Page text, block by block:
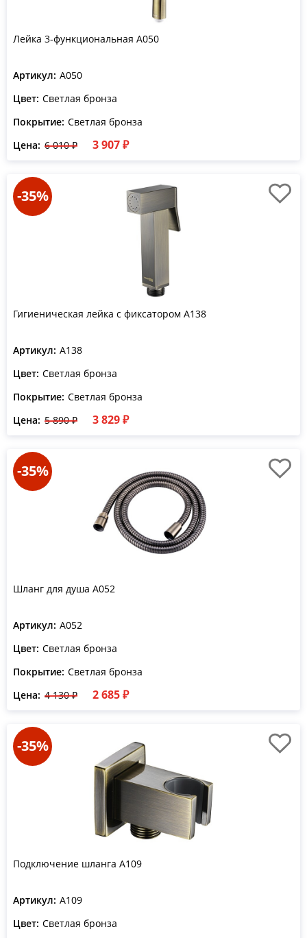
Лейка 3-функциональная A050
Артикул: A050
Цвет: Светлая бронза
Покрытие: Светлая бронза
Цена: 6 010 ₽ 3 907 ₽
-35%
Гигиеническая лейка с фиксатором A138
Артикул: A138
Цвет: Светлая бронза
Покрытие: Светлая бронза
Цена: 5 890 ₽ 3 829 ₽
-35%
Шланг для душа A052
Артикул: A052
Цвет: Светлая бронза
Покрытие: Светлая бронза
Цена: 4 130 ₽ 2 685 ₽
-35%
Подключение шланга A109
Артикул: A109
Цвет: Светлая бронза